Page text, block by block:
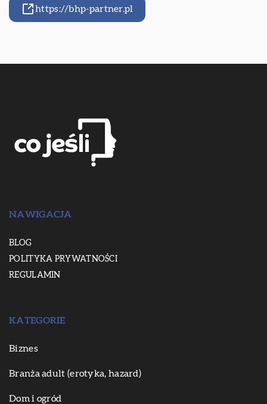
https://bhp-partner.pl
NAWIGACJA
BLOG
POLITYKA PRYWATNOŚCI
REGULAMIN
KATEGORIE
Biznes
Branża adult (erotyka, hazard)
Dom i ogród